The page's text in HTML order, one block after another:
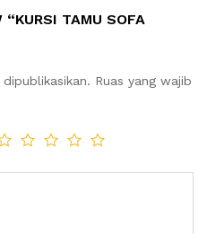
TAMU SOFA
Ruas yang wajib